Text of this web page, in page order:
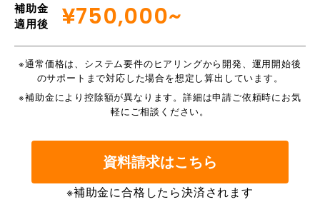
補助金
適用後
¥750,000~
※通常価格は、システム要件のヒアリングから開発、運用開始後
のサポートまで対応した場合を想定し算出しています。
※補助金により控除額が異なります。詳細は申請ご依頼時にお気
軽にご相談ください。
資料請求はこちら
※補助金に合格したら決済されます